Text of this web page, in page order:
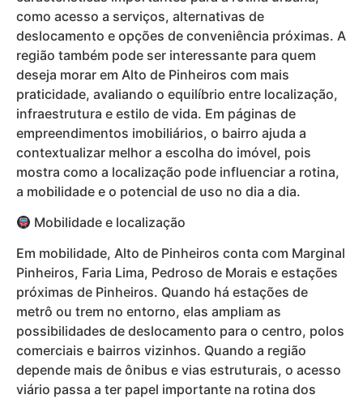
como acesso a serviços, alternativas de
deslocamento e opções de conveniência próximas. A
região também pode ser interessante para quem
deseja morar em Alto de Pinheiros com mais
praticidade, avaliando o equilíbrio entre localização,
infraestrutura e estilo de vida. Em páginas de
empreendimentos imobiliários, o bairro ajuda a
contextualizar melhor a escolha do imóvel, pois
mostra como a localização pode influenciar a rotina,
a mobilidade e o potencial de uso no dia a dia.
Mobilidade e localização
Em mobilidade, Alto de Pinheiros conta com Marginal
Pinheiros, Faria Lima, Pedroso de Morais e estações
próximas de Pinheiros. Quando há estações de
metrô ou trem no entorno, elas ampliam as
possibilidades de deslocamento para o centro, polos
comerciais e bairros vizinhos. Quando a região
depende mais de ônibus e vias estruturais, o acesso
viário passa a ter papel importante na rotina dos